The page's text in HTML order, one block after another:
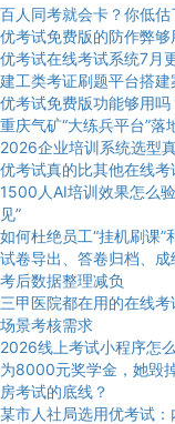
百人同考就会卡？你低估
优考试免费版的防作弊
优考试在线考试系统7月
建工类考证刷题平台搭
优考试免费版功能够用
重庆气矿“大练兵平台”
2026企业培训系统选型
优考试真的比其他在线
1500人AI培训效果怎么
见”
如何杜绝员工“挂机刷课”
试卷导出、答卷归档、
考后数据整理减负
三甲医院都在用的在线
场景考核需求
2026线上考试小程序怎
为8000元奖学金，她毁
房考试的底线？
某市人社局选用优考试